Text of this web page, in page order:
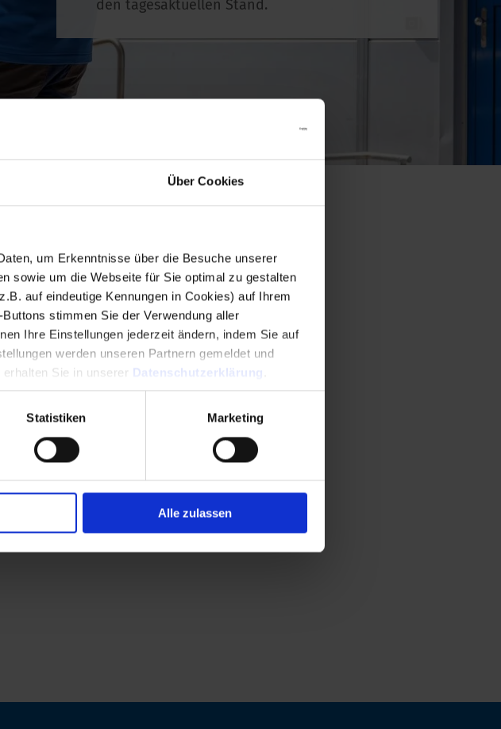
Über Cookies
um Erkenntnisse über die Besuche unserer
sowie um die Webseite für Sie optimal zu gestalten
auf eindeutige Kennungen in Cookies) auf Ihrem
stimmen Sie der Verwendung aller
Ihre Einstellungen jederzeit ändern, indem Sie auf
werden unseren Partnern gemeldet und
Sie in unserer
Datenschutzerklärung
Statistiken Marketing
Alle zulassen
den tagesaktuellen Stand.